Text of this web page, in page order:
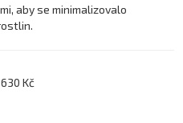
aby se minimalizovalo
630 Kč